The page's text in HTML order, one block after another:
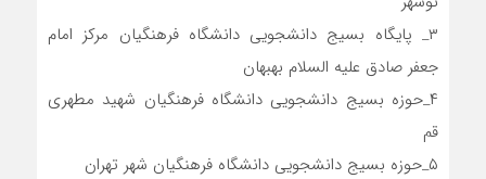
۳_ پایگاه بسیج دانشجویی دانشگاه فرهنگیان مرکز امام
جعفر صادق علیه السلام بهبهان
۴_حوزه بسیج دانشجویی دانشگاه فرهنگیان شهید مطهری
قم
۵_حوزه بسیج دانشجویی دانشگاه فرهنگیان شهر تهران